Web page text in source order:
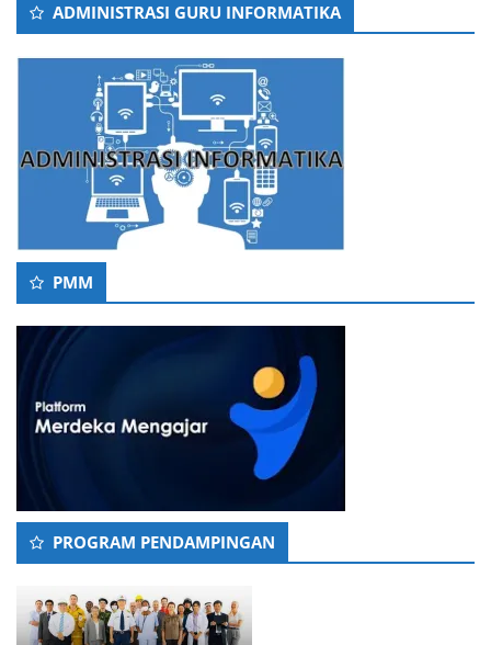
ADMINISTRASI GURU INFORMATIKA
PMM
PROGRAM PENDAMPINGAN